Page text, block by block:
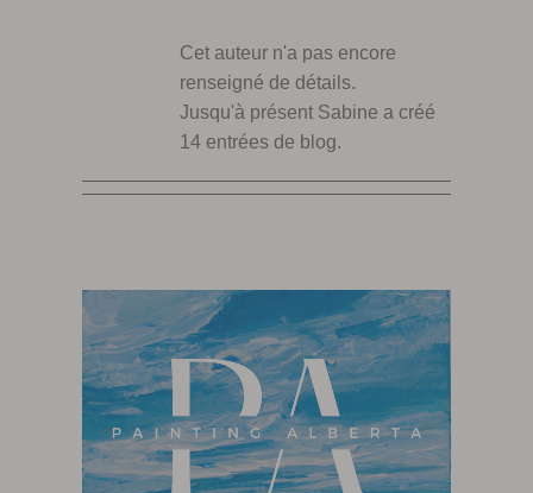
Cet auteur n'a pas encore
renseigné de détails.
Jusqu'à présent Sabine a créé
14 entrées de blog.